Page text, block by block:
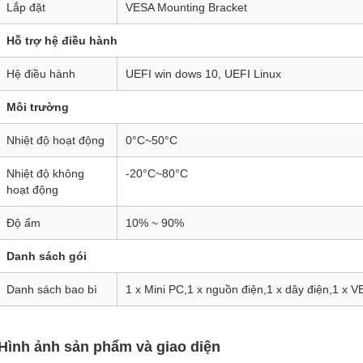
Lắp đặt VESA Mounting Bracket
Hỗ trợ hệ điều hành
Hệ điều hành UEFI win dows 10, UEFI Linux
Môi trường
Nhiệt độ hoạt động 0°C~50°C
Nhiệt độ không
hoạt động
-20°C~80°C
Độ ẩm 10% ~ 90%
Danh sách gói
Danh sách bao bì 1 x Mini PC,1 x nguồn điện,1 x dây điện,1 x
ảnh sản phẩm và giao diện